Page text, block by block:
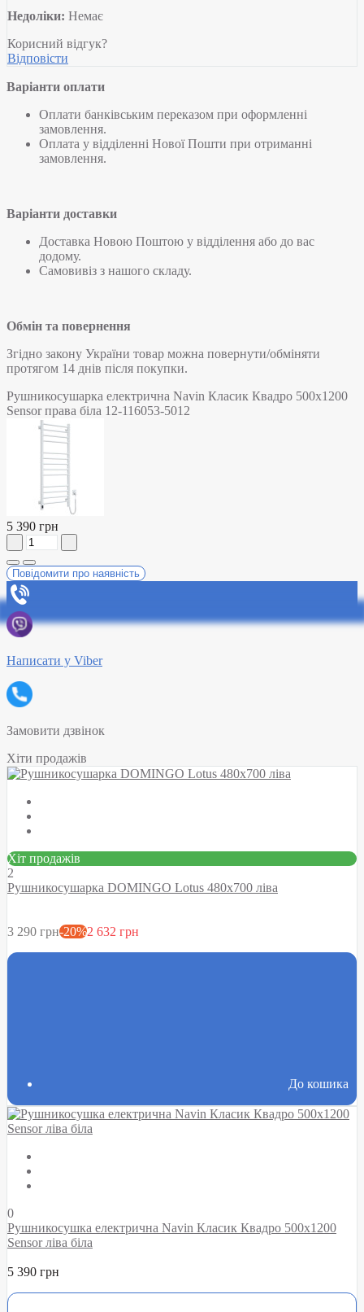
Недоліки: Немає
Корисний відгук?
Відповісти
Варіанти оплати
Оплати банківським переказом при оформленні
замовлення.
Оплата у відділенні Нової Пошти при отриманні
замовлення.
Варіанти доставки
Доставка Новою Поштою у відділення або до вас
додому.
Самовивіз з нашого складу.
Обмін та повернення
Згідно закону України товар можна повернути/обміняти
протягом 14 днів після покупки.
Рушникосушарка електрична Navin Класик Квадро 500х1200
Sensor права біла 12-116053-5012
5 390 грн
Повідомити про наявність
Написати у Viber
Замовити дзвінок
Хіти продажів
Хіт продажів
2
Рушникосушарка DOMINGO Lotus 480х700 ліва
3 290 грн-20%2 632 грн
До кошика
0
Рушникосушка електрична Navin Класик Квадро 500х1200
Sensor ліва біла
5 390 грн